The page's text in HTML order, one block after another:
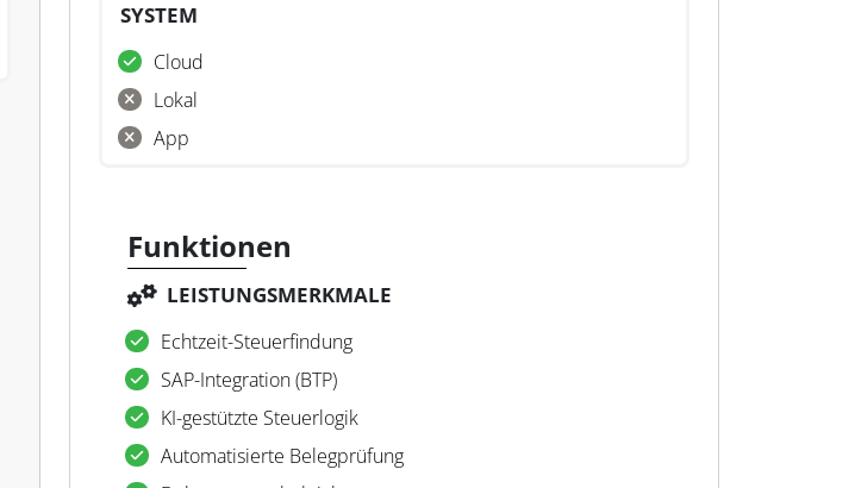
SYSTEM
Cloud
Lokal
App
Funktionen
LEISTUNGSMERKMALE
Echtzeit-Steuerfindung
SAP-Integration (BTP)
KI-gestützte Steuerlogik
Automatisierte Belegprüfung